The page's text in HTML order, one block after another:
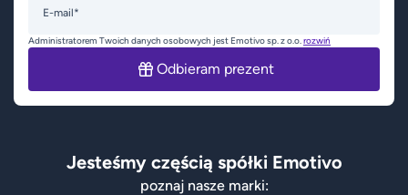
E-mail*
Administratorem Twoich danych osobowych jest Emotivo sp. z o.o.rozwiń
Odbieram prezent
Jesteśmy częścią spółki Emotivo
poznaj nasze marki: